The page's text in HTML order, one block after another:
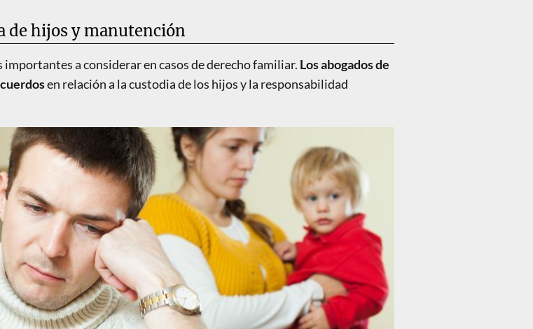
de hijos y manutención
a considerar en casos de derecho familiar. Los abogados de
en relación a la custodia de los hijos y la responsabilidad